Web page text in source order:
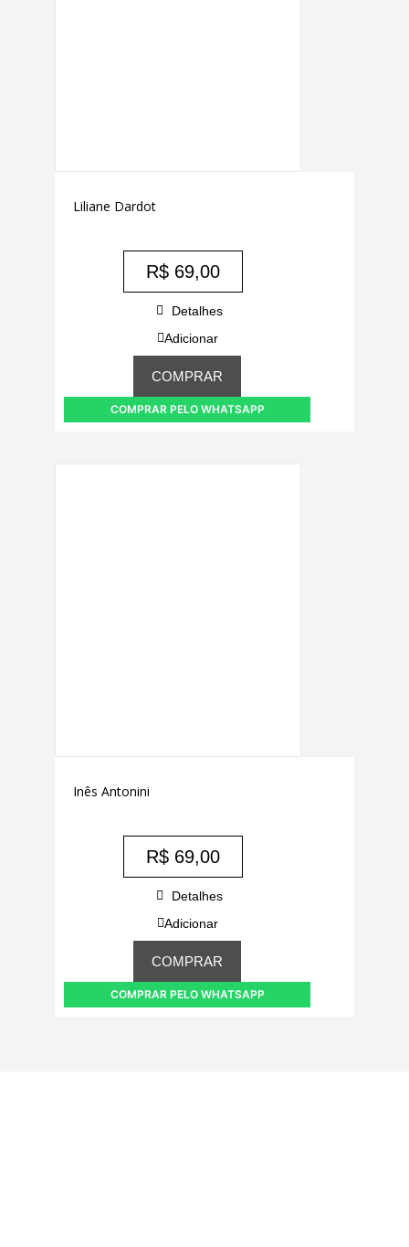
Liliane Dardot
R$69,00
Detalhes
Adicionar
COMPRAR
COMPRAR PELO WHATSAPP
Inês Antonini
R$69,00
Detalhes
Adicionar
COMPRAR
COMPRAR PELO WHATSAPP